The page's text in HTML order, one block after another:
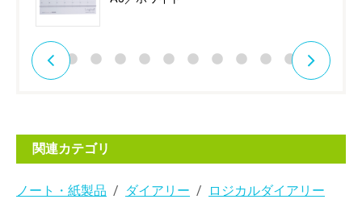
関連カテゴリ
ノート・紙製品 ダイアリー ロジカルダイアリー